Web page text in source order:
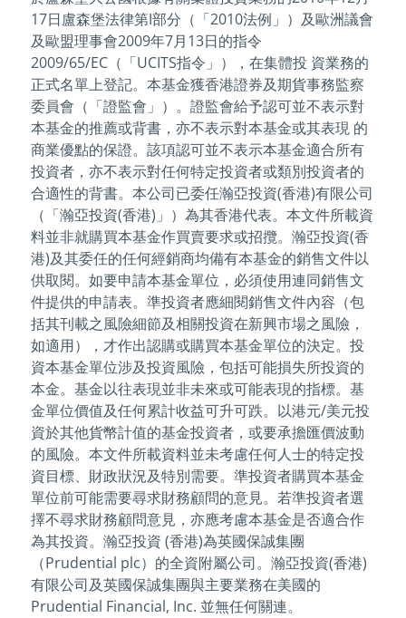
17日盧森堡法律第I部分（「2010法例」）及歐洲議會
及歐盟理事會2009年7月13日的指令
2009/65/EC（「UCITS指令」），在集體投 資業務的
正式名單上登記。本基金獲香港證券及期貨事務監察
委員會（「證監會」）。證監會給予認可並不表示對
本基金的推薦或背書，亦不表示對本基金或其表現 的
商業優點的保證。該項認可並不表示本基金適合所有
投資者，亦不表示對任何特定投資者或類別投資者的
合適性的背書。本公司已委任瀚亞投資(香港)有限公司
（「瀚亞投資(香港)」）為其香港代表。本文件所載資
料並非就購買本基金作買賣要求或招攬。瀚亞投資(香
港)及其委任的任何經銷商均備有本基金的銷售文件以
供取閱。如要申請本基金單位，必須使用連同銷售文
件提供的申請表。準投資者應細閱銷售文件內容（包
括其刊載之風險細節及相關投資在新興市場之風險，
如適用），才作出認購或購買本基金單位的決定。投
資本基金單位涉及投資風險，包括可能損失所投資的
本金。基金以往表現並非未來或可能表現的指標。基
金單位價值及任何累計收益可升可跌。以港元/美元投
資於其他貨幣計值的基金投資者，或要承擔匯價波動
的風險。本文件所載資料並未考慮任何人士的特定投
資目標、財政狀況及特別需要。準投資者購買本基金
單位前可能需要尋求財務顧問的意見。若準投資者選
擇不尋求財務顧問意見，亦應考慮本基金是否適合作
為其投資。瀚亞投資 (香港)為英國保誠集團
（Prudential plc）的全資附屬公司。瀚亞投資(香港)
有限公司及英國保誠集團與主要業務在美國的
Prudential Financial, Inc. 並無任何關連。